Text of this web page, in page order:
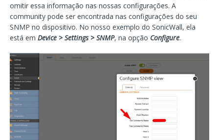
omitir essa informação nas nossas configurações. A
community pode ser encontrada nas configurações do seu
SNMP no dispositivo. No nosso exemplo do SonicWall, ela
está em Device > Settings > SNMP, na opção Configure.